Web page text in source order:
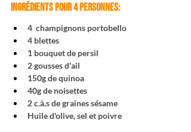
Ingrédients pour 4 personnes:
4  champignons portobello
4 blettes
1 bouquet de persil
2 gousses d'ail
150g de quinoa
40g de noisettes
2 c.à.s de graines sésame
Huile d'olive, sel et poivre